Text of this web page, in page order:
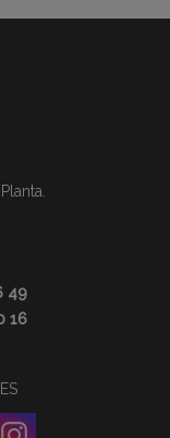
49
16